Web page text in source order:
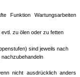
Funktion
Wartungsarbeiten
zu ölen oder zu fetten
sind jeweils nach
nicht ausdrücklich anders